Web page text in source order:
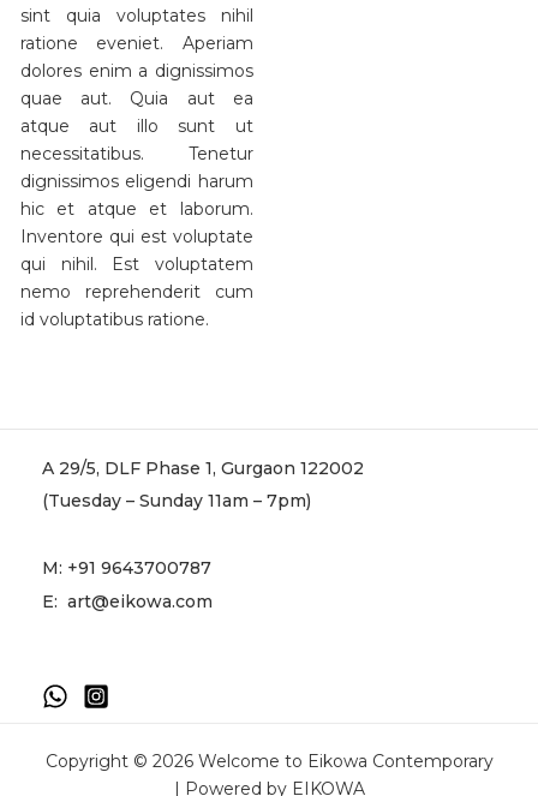
sint quia voluptates nihil
ratione eveniet. Aperiam
dolores enim a dignissimos
quae aut. Quia aut ea
atque aut illo sunt ut
necessitatibus. Tenetur
dignissimos eligendi harum
hic et atque et laborum.
Inventore qui est voluptate
qui nihil. Est voluptatem
nemo reprehenderit cum
id voluptatibus ratione.
A 29/5, DLF Phase 1, Gurgaon 122002
(Tuesday – Sunday 11am – 7pm)
M: +91 9643700787
E: art@eikowa.com
Copyright © 2026 Welcome to Eikowa Contemporary
| Powered by EIKOWA